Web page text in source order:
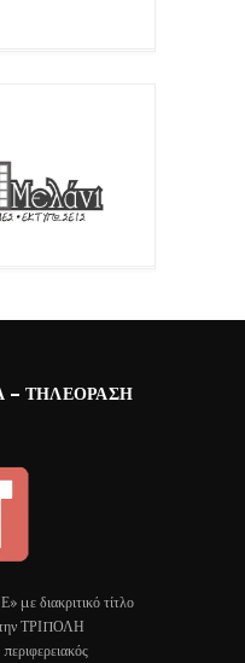
– ΤΗΛΕΌΡΑΣΗ
διακριτικό τίτλο
ΤΡΙΠΟΛΗ